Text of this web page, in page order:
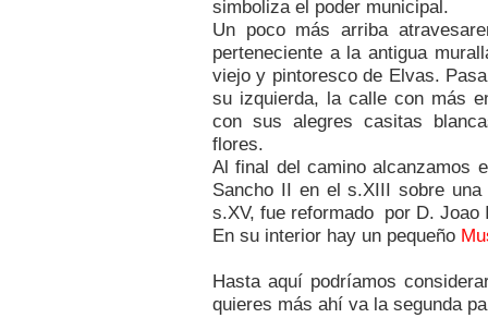
simboliza el poder municipal.
Un poco más arriba
perteneciente a la antigua
viejo y pintoresco de Elvas.
su izquierda, la calle con más
con sus alegres casitas
flores.
Al final del camino alcanzamos
Sancho II en el s.XIII sobre
s.XV, fue reformado por D. Joao
En su interior hay un pequeño
Hasta aquí podríamos
quieres más ahí va la segunda